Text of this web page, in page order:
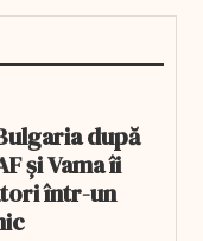
după
și Vama îi
într-un